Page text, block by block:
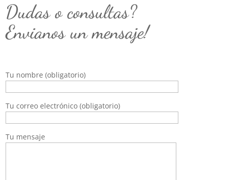
Dudas o consultas?
Envianos un mensaje!
Tu nombre (obligatorio)
Tu correo electrónico (obligatorio)
Tu mensaje